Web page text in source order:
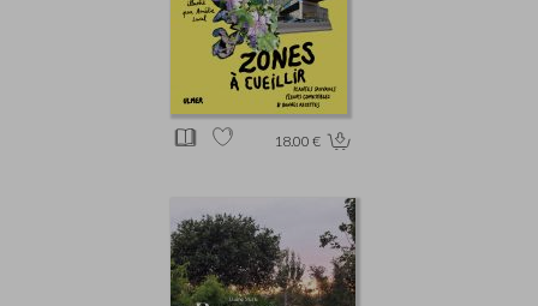
18.00 €